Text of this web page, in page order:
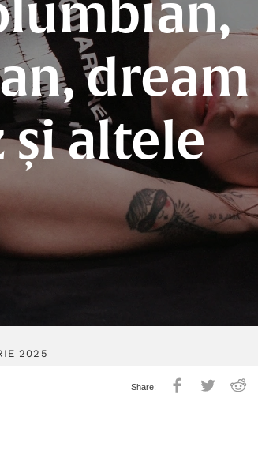
dream
și altele
2025